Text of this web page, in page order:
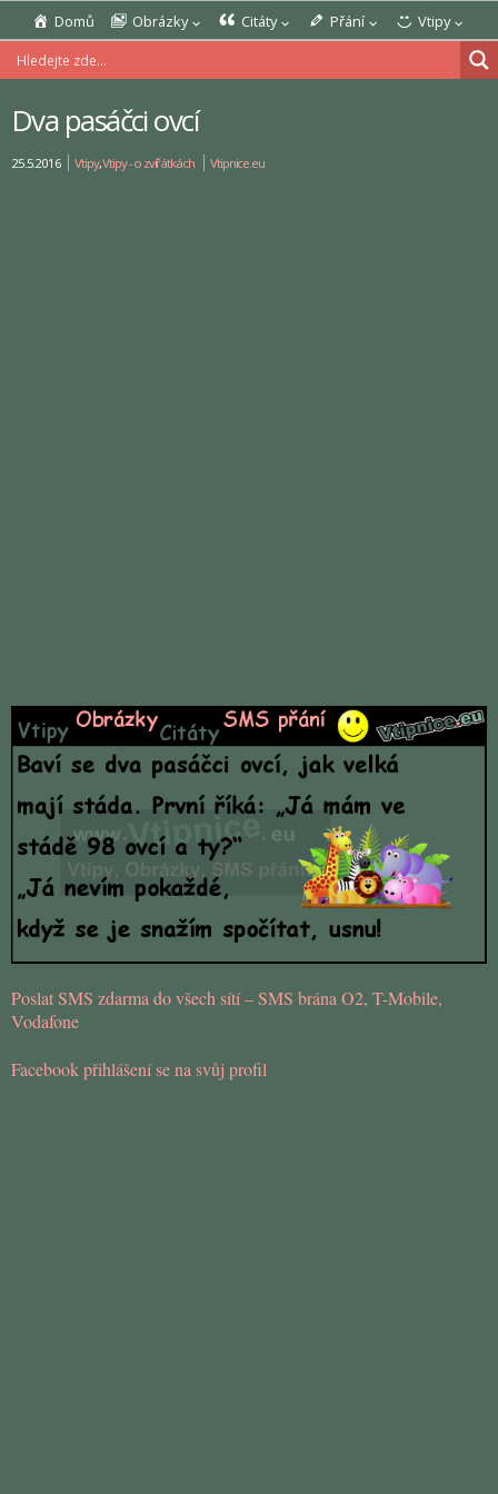
Domů Obrázky Citáty Přání Vtipy
Dva pasáčci ovcí
25.5.2016 Vtipy,Vtipy - o zvířátkách Vtipnice.eu
Poslat SMS zdarma do všech sítí – SMS brána O2, T-Mobile,
Vodafone
Facebook přihlášení se na svůj profil